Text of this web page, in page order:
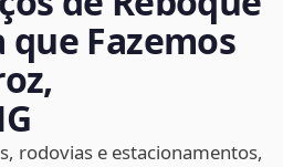
que Fazemos
rodovias e estacionamentos,